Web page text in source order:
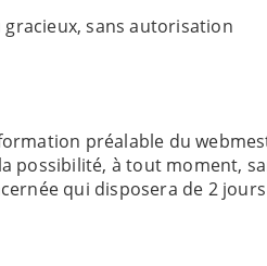
sans autorisation
préalable du
possibilité, à tout moment,
qui disposera de 2 jours